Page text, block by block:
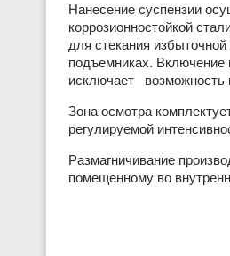
Нанесение суспензии
коррозионностойкой
для стекания
подъемниках. Включение
исключает возможность
Зона осмотра
регулируемой
Размагничивание
помещенному во